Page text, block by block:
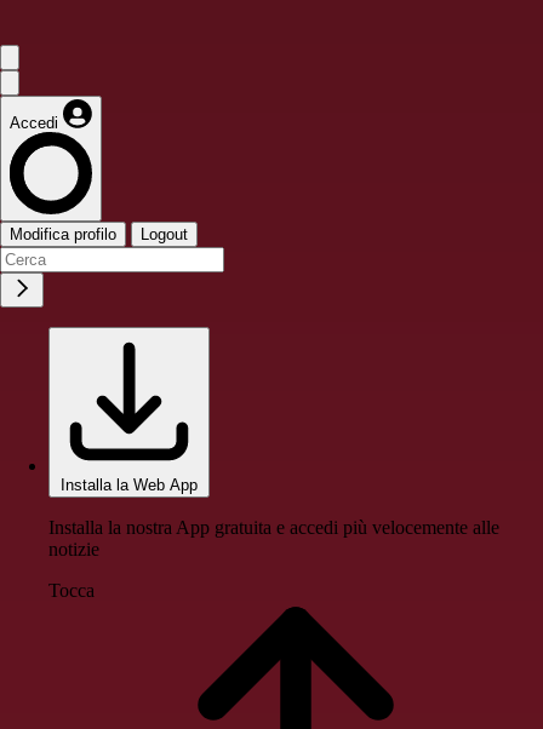
Accedi
Modifica profilo Logout
Installa la Web App
Installa la nostra App gratuita e accedi più velocemente alle
notizie
Tocca